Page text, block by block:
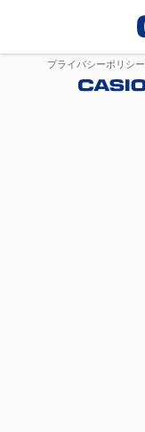
プライバシーポリシー